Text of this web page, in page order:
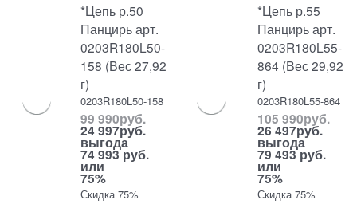
*Цепь р.50
Панцирь арт.
0203R180L50-
158 (Вес 27,92
г)
0203R180L50-158
99 990руб.
24 997руб.
выгода
74 993 руб.
или
75%
Скидка 75%
*Цепь р.55
Панцирь арт.
0203R180L55-
864 (Вес 29,92
г)
0203R180L55-864
105 990руб.
26 497руб.
выгода
79 493 руб.
или
75%
Скидка 75%